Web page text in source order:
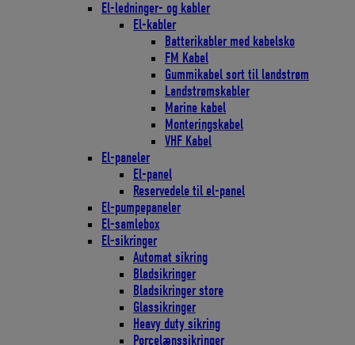
El-ledninger- og kabler
El-kabler
Batterikabler med kabelsko
FM Kabel
Gummikabel sort til landstrøm
Landstrømskabler
Marine kabel
Monteringskabel
VHF Kabel
El-paneler
El-panel
Reservedele til el-panel
El-pumpepaneler
El-samlebox
El-sikringer
Automat sikring
Bladsikringer
Bladsikringer store
Glassikringer
Heavy duty sikring
Porcelænssikringer